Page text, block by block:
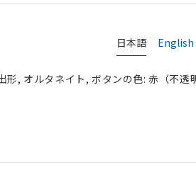
日本語 English
, オルタネイト, ボタンの色: 赤（不透